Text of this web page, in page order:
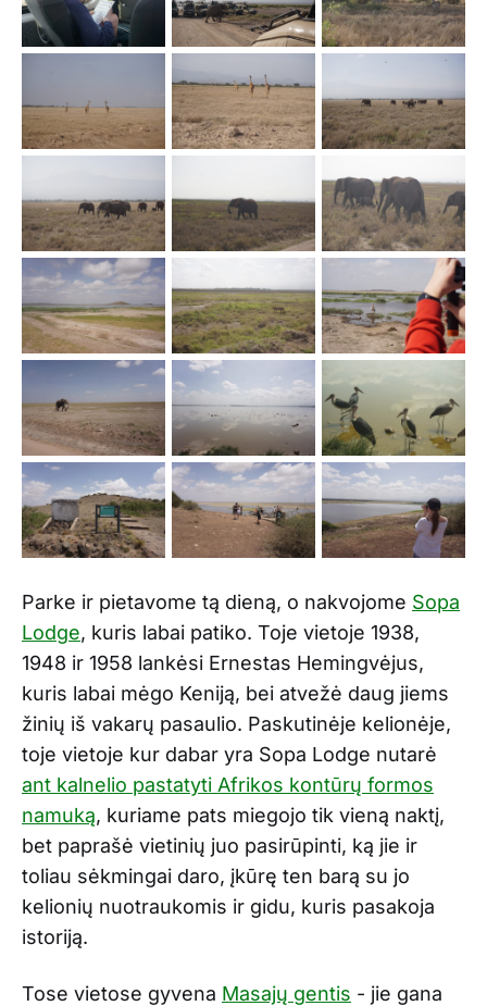
Parke ir pietavome tą dieną, o nakvojome Sopa
Lodge, kuris labai patiko. Toje vietoje 1938,
1948 ir 1958 lankėsi Ernestas Hemingvėjus,
kuris labai mėgo Keniją, bei atvežė daug jiems
žinių iš vakarų pasaulio. Paskutinėje kelionėje,
toje vietoje kur dabar yra Sopa Lodge nutarė
ant kalnelio pastatyti Afrikos kontūrų formos
namuką, kuriame pats miegojo tik vieną naktį,
bet paprašė vietinių juo pasirūpinti, ką jie ir
toliau sėkmingai daro, įkūrę ten barą su jo
kelionių nuotraukomis ir gidu, kuris pasakoja
istoriją.
Tose vietose gyvena Masajų gentis - jie gana